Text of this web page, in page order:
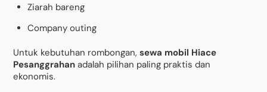
Ziarah bareng
Company outing
Untuk kebutuhan rombongan,sewa mobil Hiace
Pesanggrahan adalah pilihan paling praktis dan
ekonomis.